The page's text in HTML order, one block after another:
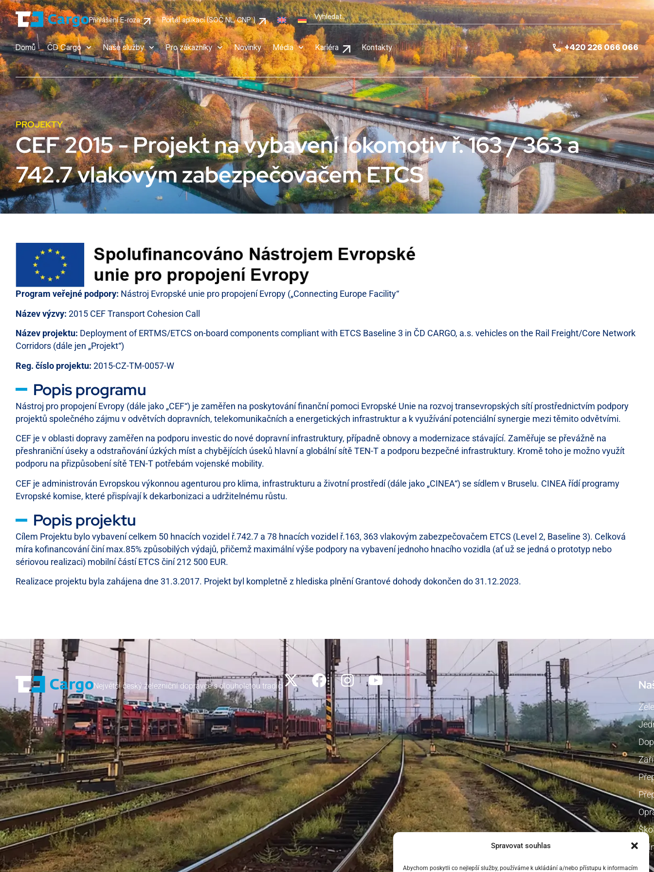
Spravovat souhlas
Abychom poskytli co nejlepší služby, používáme k ukládání a/nebo přístupu k informacím
Přihlášení E-roza Portál aplikací (SOČ NL, CNP..)
Domů ČD Cargo Naše služby Pro zákazníky Novinky Média Kariéra Kontakty +420 226 066 066
PROJEKTY
CEF 2015 - Projekt na vybavení lokomotiv ř. 163 / 363 a
742.7 vlakovým zabezpečovačem ETCS
Program veřejné podpory: Nástroj Evropské unie pro propojení Evropy („Connecting Europe Facility“
Název výzvy: 2015 CEF Transport Cohesion Call
Název projektu: Deployment of ERTMS/ETCS on-board components compliant with ETCS Baseline 3 in ČD CARGO, a.s. vehicles on the Rail Freight/Core Network
Corridors (dále jen „Projekt“)
Reg. číslo projektu: 2015-CZ-TM-0057-W
Popis programu
Nástroj pro propojení Evropy (dále jako „CEF“) je zaměřen na poskytování finanční pomoci Evropské Unie na rozvoj transevropských sítí prostřednictvím podpory
projektů společného zájmu v odvětvích dopravních, telekomunikačních a energetických infrastruktur a k využívání potenciální synergie mezi těmito odvětvími.
CEF je v oblasti dopravy zaměřen na podporu investic do nové dopravní infrastruktury, případně obnovy a modernizace stávající. Zaměřuje se převážně na
přeshraniční úseky a odstraňování úzkých míst a chybějících úseků hlavní a globální sítě TEN-T a podporu bezpečné infrastruktury. Kromě toho je možno využít
podporu na přizpůsobení sítě TEN-T potřebám vojenské mobility.
CEF je administrován Evropskou výkonnou agenturou pro klima, infrastrukturu a životní prostředí (dále jako „CINEA“) se sídlem v Bruselu. CINEA řídí programy
Evropské komise, které přispívají k dekarbonizaci a udržitelnému růstu.
Popis projektu
Cílem Projektu bylo vybavení celkem 50 hnacích vozidel ř.742.7 a 78 hnacích vozidel ř.163, 363 vlakovým zabezpečovačem ETCS (Level 2, Baseline 3). Celková
míra kofinancování činí max.85% způsobilých výdajů, přičemž maximální výše podpory na vybavení jednoho hnacího vozidla (ať už se jedná o prototyp nebo
sériovou realizaci) mobilní částí ETCS činí 212 500 EUR.
Realizace projektu byla zahájena dne 31.3.2017. Projekt byl kompletně z hlediska plnění Grantové dohody dokončen do 31.12.2023.
Největší český železniční dopravce s dlouholetou tradicí